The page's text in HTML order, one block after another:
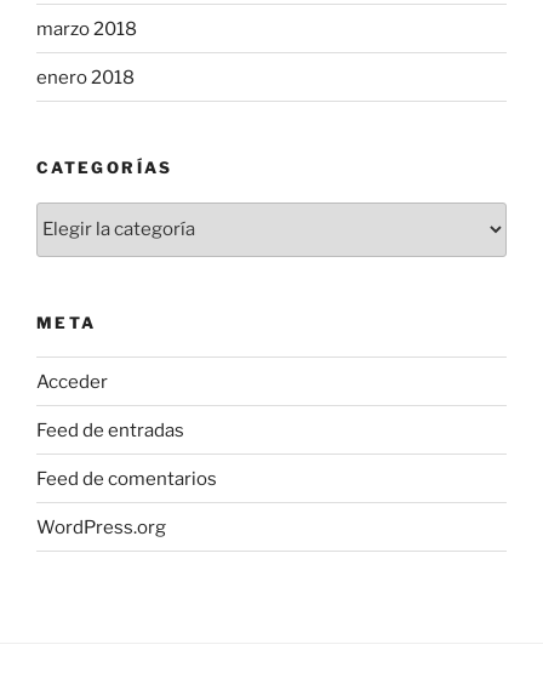
marzo 2018
enero 2018
CATEGORÍAS
META
Acceder
Feed de entradas
Feed de comentarios
WordPress.org